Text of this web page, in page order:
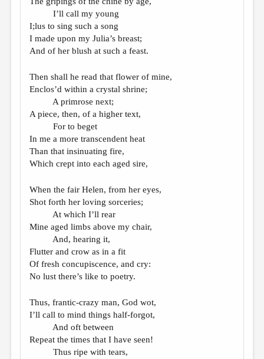
I’ll call my young
I;lus to sing such a song
I made upon my Julia’s breast;
And of her blush at such a feast.
Then shall he read that flower of mine,
Enclos’d within a crystal shrine;
A primrose next;
A piece, then, of a higher text,
For to beget
In me a more transcendent heat
Than that insinuating fire,
Which crept into each aged sire,
When the fair Helen, from her eyes,
Shot forth her loving sorceries;
At which I’ll rear
Mine aged limbs above my chair,
And, hearing it,
Flutter and crow as in a fit
Of fresh concupiscence, and cry:
No lust there’s like to poetry.
Thus, frantic-crazy man, God wot,
I’ll call to mind things half-forgot,
And oft between
Repeat the times that I have seen!
Thus ripe with tears,